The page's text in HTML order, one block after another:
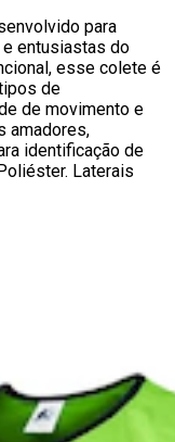
para
entusiastas do
esse colete é
de
de movimento e
amadores,
identificação de
Laterais